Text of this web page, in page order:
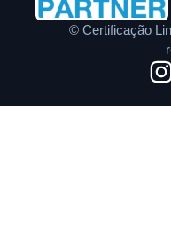
© Certificação